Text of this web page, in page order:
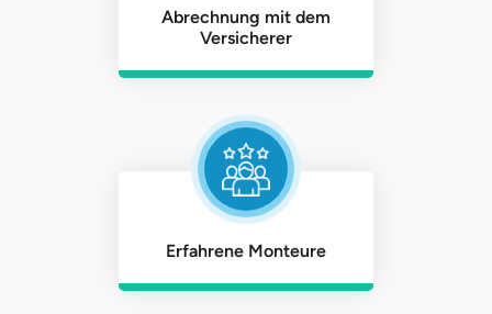
Abrechnung mit dem
Versicherer
Erfahrene Monteure